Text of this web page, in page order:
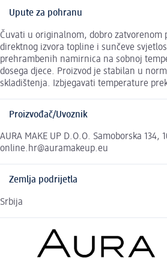
Upute za pohranu
Čuvati u originalnom, dobro zatvorenom
direktnog izvora topline i sunčeve
prehrambenih namirnica na sobnoj
dosega djece. Proizvod je stabilan u
skladištenja. Izbjegavati temperature
Proizvođač/Uvoznik
AURA MAKE UP D.O.O. Samoborska 134,
online.hr@auramakeup.eu
Zemlja podrijetla
Srbija